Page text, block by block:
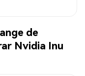
de
Nvidia Inu